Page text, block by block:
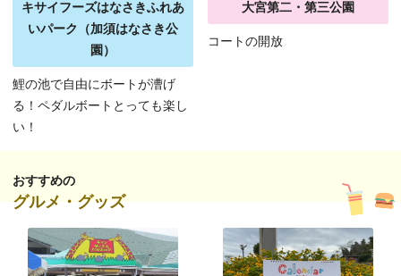
キサイフーズはなさきふれあ
いパーク（加須はなさき公
園）
鯉の池で自由にボートが漕げ
る！ペダルボートとっても楽し
い！
大宮第二・第三公園
コートの開放
おすすめの
グルメ・グッズ